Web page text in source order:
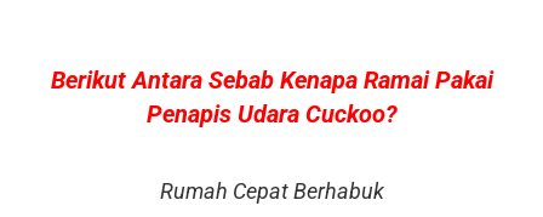
Berikut Antara Sebab Kenapa Ramai Pakai
Penapis Udara Cuckoo?
Rumah Cepat Berhabuk